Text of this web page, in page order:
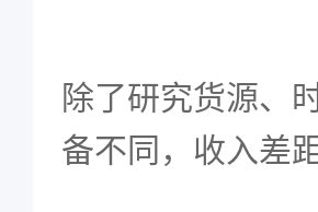
除了研究货源、
备不同，收入差